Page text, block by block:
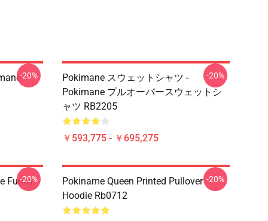
-20%
Pokimane スウェットシャツ -
Pokimane プルオーバースウェットシ
ャツ RB2205
￥593,775 - ￥695,275
-20%
Funny
-20%
Pokiname Queen Printed Pullover
Hoodie Rb0712
-20%